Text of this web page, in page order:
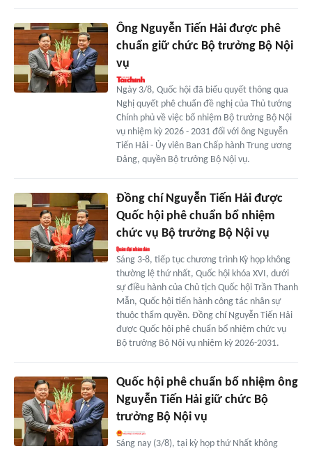
Ông Nguyễn Tiến Hải được phê
chuẩn giữ chức Bộ trưởng Bộ Nội
vụ
Ngày 3/8, Quốc hội đã biểu quyết thông qua
Nghị quyết phê chuẩn đề nghị của Thủ tướng
Chính phủ về việc bổ nhiệm Bộ trưởng Bộ Nội
vụ nhiệm kỳ 2026 - 2031 đối với ông Nguyễn
Tiến Hải - Ủy viên Ban Chấp hành Trung ương
Đảng, quyền Bộ trưởng Bộ Nội vụ.
Đồng chí Nguyễn Tiến Hải được
Quốc hội phê chuẩn bổ nhiệm
chức vụ Bộ trưởng Bộ Nội vụ
Sáng 3-8, tiếp tục chương trình Kỳ họp không
thường lệ thứ nhất, Quốc hội khóa XVI, dưới
sự điều hành của Chủ tịch Quốc hội Trần Thanh
Mẫn, Quốc hội tiến hành công tác nhân sự
thuộc thẩm quyền. Đồng chí Nguyễn Tiến Hải
được Quốc hội phê chuẩn bổ nhiệm chức vụ
Bộ trưởng Bộ Nội vụ nhiệm kỳ 2026-2031.
Quốc hội phê chuẩn bổ nhiệm ông
Nguyễn Tiến Hải giữ chức Bộ
trưởng Bộ Nội vụ
Sáng nay (3/8), tại kỳ họp thứ Nhất không